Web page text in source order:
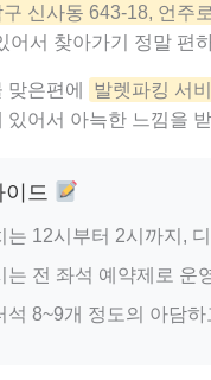
신사동 643-18, 언주
어서 찾아가기 정말 편
맞은편에 발렛파킹 서
있어서 아늑한 느낌을
드
는 12시부터 2시까지,
는 전 좌석 예약제로 운
석 8~9개 정도의 아담